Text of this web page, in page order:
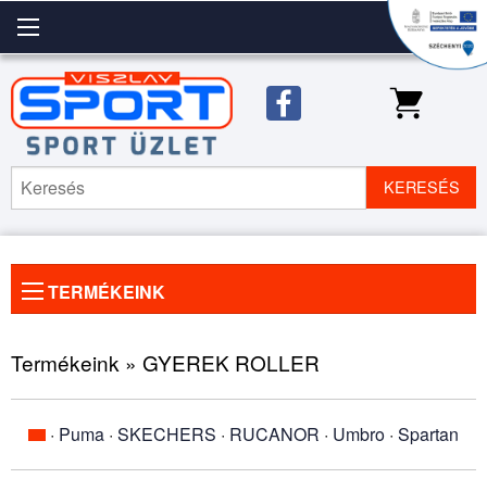
KERESÉS
TERMÉKEINK
kép
Termékeink » GYEREK ROLLER
· Puma · SKECHERS · RUCANOR · Umbro · Spartan